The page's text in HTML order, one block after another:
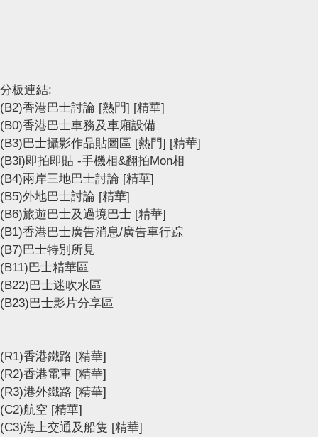
分板連結:
(B2)香港巴士討論 [熱門] [精華]
(B0)香港巴士車務及車廂設備
(B3)巴士攝影作品貼圖區 [熱門] [精華]
(B3i)即拍即貼 -手機相&翻拍Mon相
(B4)兩岸三地巴士討論 [精華]
(B5)外地巴士討論 [精華]
(B6)旅遊巴士及過境巴士 [精華]
(B1)香港巴士廣告消息/廣告車行踪
(B7)巴士特別所見
(B11)巴士精華區
(B22)巴士迷吹水區
(B23)巴士影片分享區
(R1)香港鐵路 [精華]
(R2)香港電車 [精華]
(R3)港外鐵路 [精華]
(C2)航空 [精華]
(C3)海上交通及船隻 [精華]